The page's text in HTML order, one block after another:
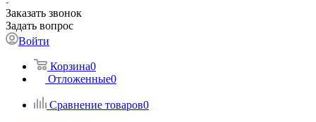
Заказать звонок
Задать вопрос
Войти
Корзина0
Отложенные0
Сравнение товаров0